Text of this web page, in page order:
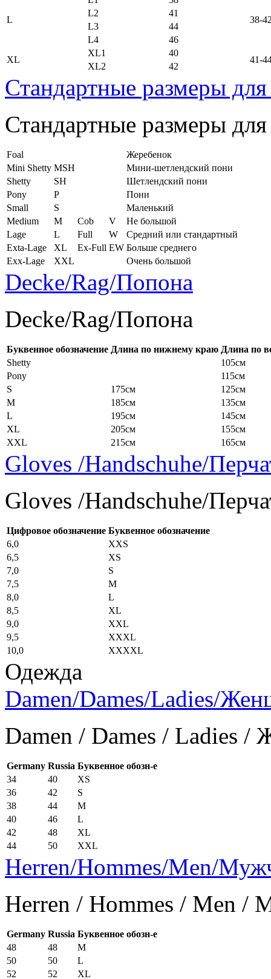
L
38-
L2
41
L3
44
L4
46
XL
XL1 40
41-
XL2 42
Стандартные размеры
Стандартные размеры
Foal
Жеребенок
Mini Shetty MSH
Мини-шетлендский пони
Shetty
SH
Шетлендский пони
Pony
P
Пони
Small
S
Маленький
Medium
M Cob V
Не большой
Lage
L Full W
Средний или стандартный
Exta-Lage
XL Ex-Full EW Больше среднего
Exx-Lage
XXL Очень большой
Decke/Rag/Попона
Decke/Rag/Попона
Буквенное обозначение Длина по нижнему краю Длина по
Shetty
105см
Pony
115см
S
175см
125см
M
185см
135см
L
195см
145см
XL
205см
155см
XXL
215см 165см
Gloves /Handschuhe/
Gloves /Handschuhe/
Цифровое обозначение Буквенное обозначение
6,0
XXS
6,5
XS
7,0
S
7,5
M
8,0
L
8,5
XL
9,0
XXL
9,5
XXXL
10,0
XXXXL
Одежда
Damen/Dames/Ladies/
Damen / Dames / Ladies
Germany Russia Буквенное обозн-е
34
40
XS
36
42
S
38
44
M
40
46
L
42
48
XL
44
50 XXL
Herren/Hommes/Men/
Herren / Hommes / Men /
Germany Russia Буквенное обозн-е
48
48
M
50
50
L
52
52
XL